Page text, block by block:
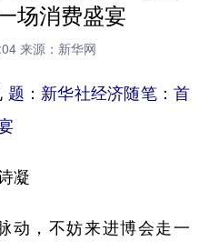
网评
量子 体育
场消费盛宴
来源：新华网
题：新华社经济随笔：首
凝
，不妨来进博会走一